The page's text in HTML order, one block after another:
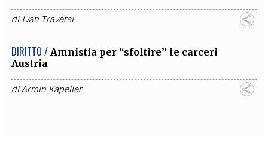
di Ivan Traversi
DIRITTO / Amnistia per “sfoltire” le carceri
Austria
diArmin Kapeller